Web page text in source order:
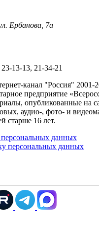
Ербанова, 7а
13-13, 21-34-21
канал "Россия"
предприятие
опубликованные на
аудио-, фото- и
старше 16 лет.
данных
персональных данных